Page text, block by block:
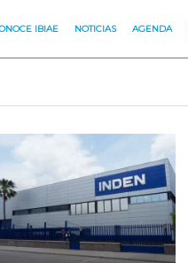
IBIAE NOTICIAS AGENDA